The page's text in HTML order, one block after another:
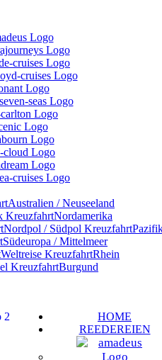
Australien / Neuseeland
KreuzfahrtNordamerika
Nordpol / Südpol Kreuzfahrt
Südeuropa / Mittelmeer
Weltreise KreuzfahrtRhein
KreuzfahrtBurgund
HOME
REEDEREIEN